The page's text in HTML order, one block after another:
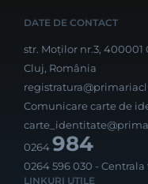
DATE DE CONTACT
str. Moților nr.3, 400001
Cluj, România
Comunicare carte de
0264984
0264 596 030 -
LINKURI UTILE